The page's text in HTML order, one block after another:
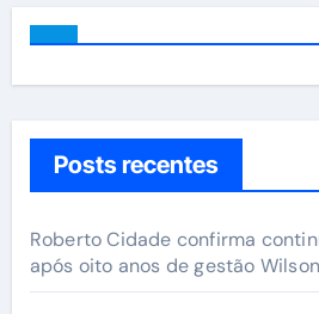
Posts recentes
Roberto Cidade confirma
após oito anos de gestão